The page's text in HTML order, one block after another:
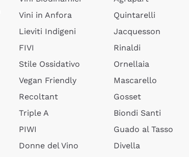
Vini in Anfora
Lieviti Indigeni
FIVI
Stile Ossidativo
Vegan Friendly
Recoltant
Triple A
PIWI
Donne del Vino
Quintarelli
Jacquesson
Rinaldi
Ornellaia
Mascarello
Gosset
Biondi Santi
Guado al Tasso
Divella